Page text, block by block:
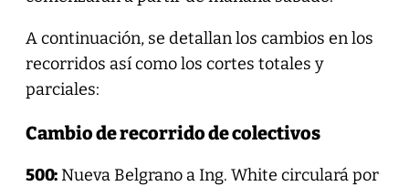
A continuación, se detallan los cambios en los
recorridos así como los cortes totales y
parciales:
Cambio de recorrido de colectivos
500:Nueva Belgrano a Ing. White circulará por